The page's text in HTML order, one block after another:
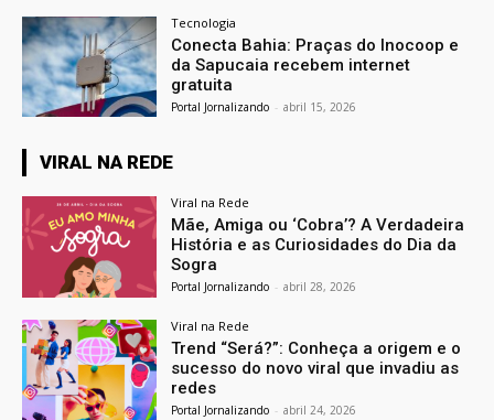
Tecnologia
Conecta Bahia: Praças do Inocoop e
da Sapucaia recebem internet
gratuita
Portal Jornalizando - abril 15, 2026
VIRAL NA REDE
Viral na Rede
Mãe, Amiga ou ‘Cobra’? A Verdadeira
História e as Curiosidades do Dia da
Sogra
Portal Jornalizando - abril 28, 2026
Viral na Rede
Trend “Será?”: Conheça a origem e o
sucesso do novo viral que invadiu as
redes
Portal Jornalizando - abril 24, 2026